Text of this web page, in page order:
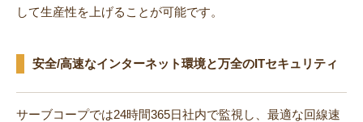
して生産性を上げることが可能です。
安全/高速なインターネット環境と万全のITセキュリティ
サーブコープでは24時間365日社内で監視し、最適な回線速